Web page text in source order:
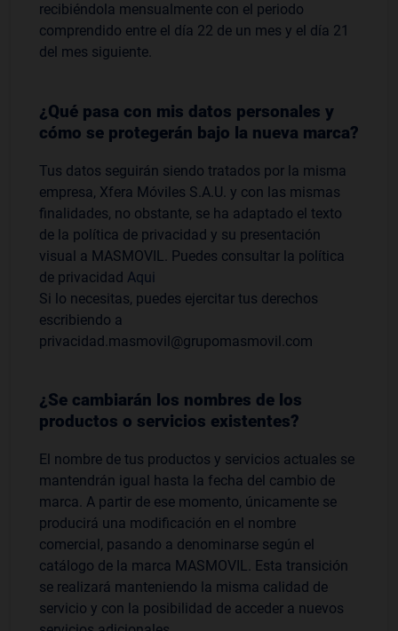
recibiéndola mensualmente con el periodo
comprendido entre el día 22 de un mes y el día 21
del mes siguiente.
¿Qué pasa con mis datos personales y
cómo se protegerán bajo la nueva marca?
Tus datos seguirán siendo tratados por la misma
empresa, Xfera Móviles S.A.U. y con las mismas
finalidades, no obstante, se ha adaptado el texto
de la política de privacidad y su presentación
visual a MASMOVIL. Puedes consultar la política
de privacidad Aqui
Si lo necesitas, puedes ejercitar tus derechos
escribiendo a
privacidad.masmovil@grupomasmovil.com
¿Se cambiarán los nombres de los
productos o servicios existentes?
El nombre de tus productos y servicios actuales se
mantendrán igual hasta la fecha del cambio de
marca. A partir de ese momento, únicamente se
producirá una modificación en el nombre
comercial, pasando a denominarse según el
catálogo de la marca MASMOVIL. Esta transición
se realizará manteniendo la misma calidad de
servicio y con la posibilidad de acceder a nuevos